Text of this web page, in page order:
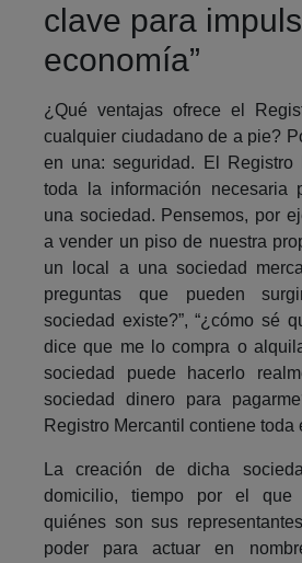
clave para
economía”
¿Qué ventajas ofrece el
cualquier ciudadano de a pie?
en una: seguridad. El Registro
toda la información necesaria
una sociedad. Pensemos, por
a vender un piso de nuestra
un local a una sociedad
preguntas que pueden
sociedad existe?”, “¿cómo sé
dice que me lo compra o
sociedad puede hacerlo
sociedad dinero para
Registro Mercantil contiene toda
La creación de dicha
domicilio, tiempo por el que
quiénes son sus
poder para actuar en